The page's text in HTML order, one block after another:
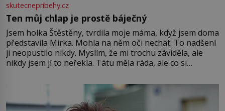
skutecnepribehy.cz
Ten můj chlap je prostě báječný
Jsem holka Štěstěny, tvrdila moje máma, když jsem doma
představila Mirka. Mohla na něm oči nechat. To nadšení
ji neopustilo nikdy. Myslím, že mi trochu záviděla, ale
nikdy jsem jí to neřekla. Tátu měla ráda, ale co si
Jsme spolu moc rádi Tehdy byla jiná doba, když